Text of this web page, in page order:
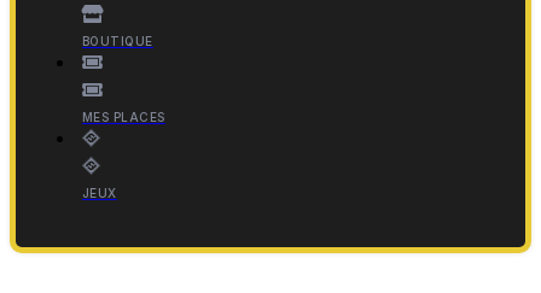
BOUTIQUE
MES PLACES
JEUX